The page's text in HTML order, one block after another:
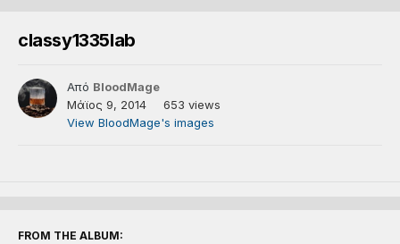
classy1335lab
Από BloodMage
Μάϊος 9, 2014
653 views
View BloodMage's images
FROM THE ALBUM: